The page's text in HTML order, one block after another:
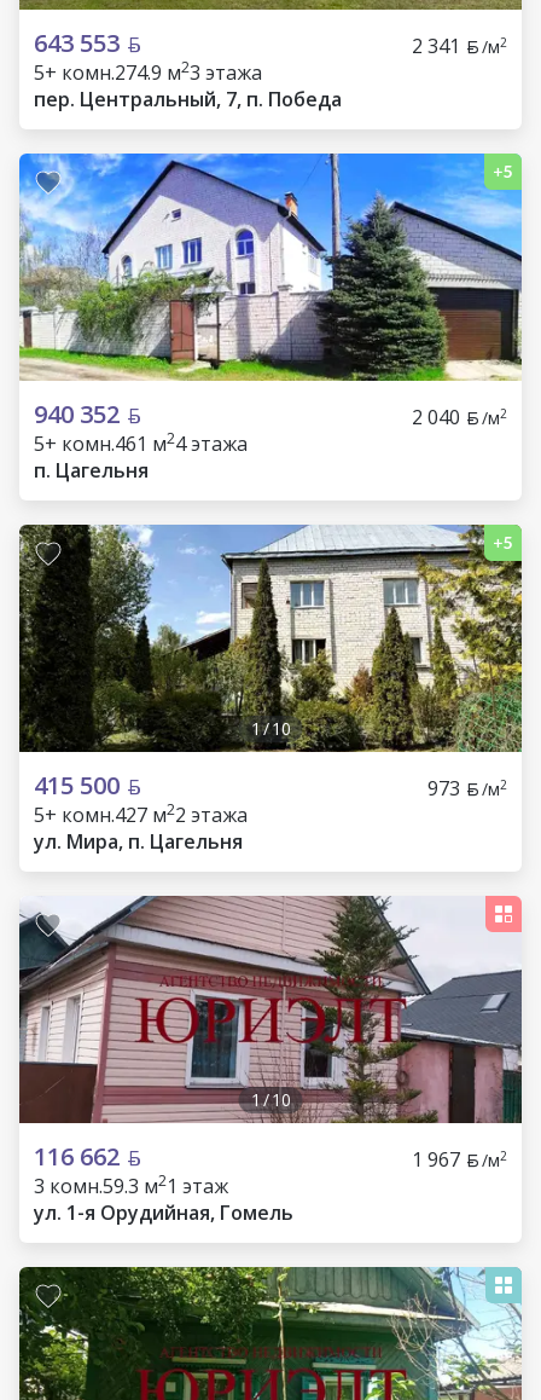
643 553 2 341 /м2
5+ комн.274.9 м23 этажа
пер. Центральный, 7, п. Победа
940 352 2 040 /м2
5+ комн.461 м24 этажа
п. Цагельня
1/10
415 500 973 /м2
5+ комн.427 м22 этажа
ул. Мира, п. Цагельня
1/10
116 662 1 967 /м2
3 комн.59.3 м21 этаж
ул. 1-я Орудийная, Гомель